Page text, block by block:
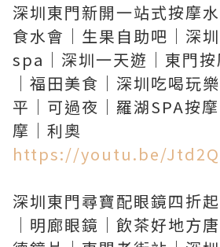
深圳東門新開一站式按摩
食水會｜生果自助吧｜深
spa｜深圳一天遊｜東門
｜福田美食｜深圳吃喝玩
平｜可過夜｜羅湖SPA按
https://youtu.be/
深圳東門尋寶配眼鏡四折
｜明廊眼鏡｜飲茶好地方